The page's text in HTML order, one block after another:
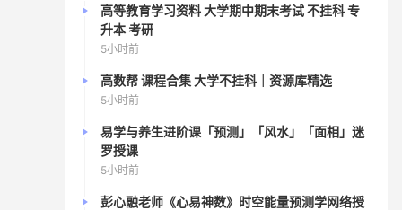
高等教育学习资料 大学期中期末考试 不挂科 专
升本 考研
5小时前
高数帮 课程合集 大学不挂科｜资源库精选
5小时前
易学与养生进阶课「预测」「风水」「面相」迷
罗授课
5小时前
彭心融老师《心易神数》时空能量预测学网络授